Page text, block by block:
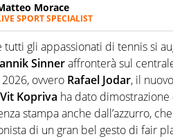
Morace
SPORT SPECIALIST
multimedialità quale approccio
ogni attenzione sul
fatti
tutti gli appassionati di tennis si
Sinneraffronterà sul
ovvero Rafael Jodar, il
Vit Kopriva ha dato
stampa anche dall’azzurro,
di un gran bel gesto di fair